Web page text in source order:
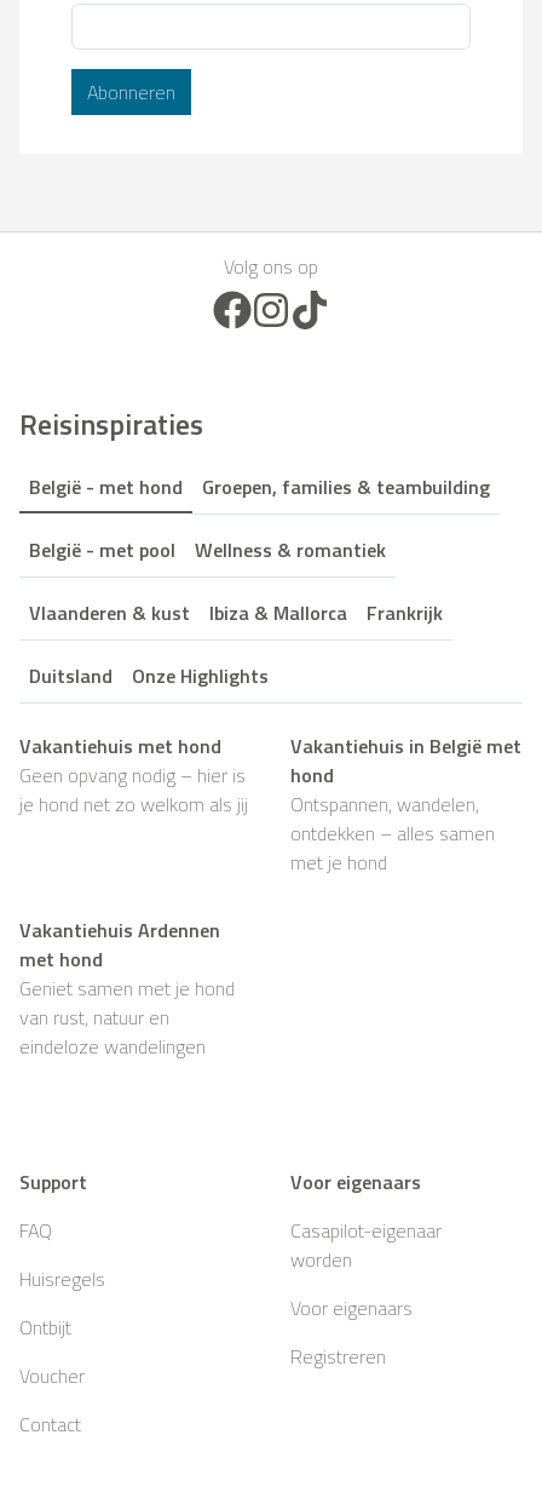
Abonneren
Volg ons op
Facebook Icon
Instagram Icon
Reisinspiraties
België - met hond Groepen, families & teambuilding
België - met pool Wellness & romantiek
Vlaanderen & kust Ibiza & Mallorca Frankrijk
Duitsland Onze Highlights
Vakantiehuis met hond
Geen opvang nodig – hier is
je hond net zo welkom als jij
Vakantiehuis in België met
hond
Ontspannen, wandelen,
ontdekken – alles samen
met je hond
Vakantiehuis Ardennen
met hond
Geniet samen met je hond
van rust, natuur en
eindeloze wandelingen
Support
FAQ
Huisregels
Ontbijt
Voucher
Contact
Voor eigenaars
Casapilot-eigenaar
worden
Voor eigenaars
Registreren